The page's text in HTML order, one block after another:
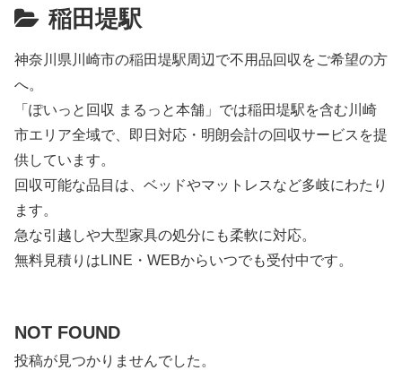
稲田堤駅
神奈川県川崎市の稲田堤駅周辺で不用品回収をご希望の方
へ。
「ぽいっと回収 まるっと本舗」では稲田堤駅を含む川崎
市エリア全域で、即日対応・明朗会計の回収サービスを提
供しています。
回収可能な品目は、ベッドやマットレスなど多岐にわたり
ます。
急な引越しや大型家具の処分にも柔軟に対応。
無料見積りはLINE・WEBからいつでも受付中です。
NOT FOUND
投稿が見つかりませんでした。